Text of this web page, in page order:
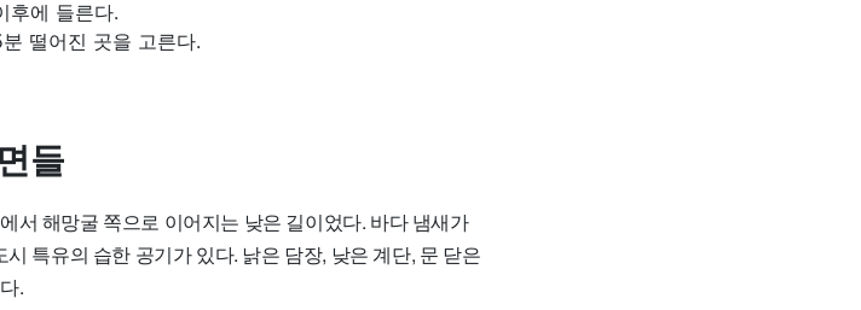
후에 들른다.
떨어진 곳을 고른다.
들
서 해망굴 쪽으로 이어지는 낮은 길이었다. 바다 냄새가
특유의 습한 공기가 있다. 낡은 담장, 낮은 계단, 문 닫은
.